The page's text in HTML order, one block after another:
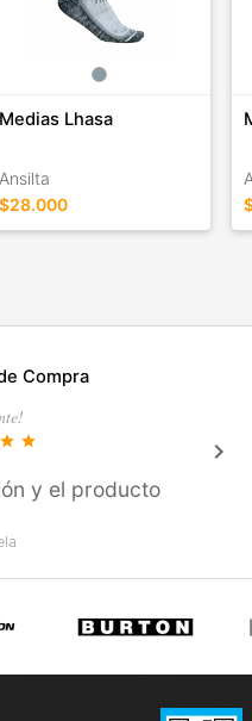
Medias Lhasa
Ansilta
$28.000
Compra
star star
y el producto
keyboard_arrow_right